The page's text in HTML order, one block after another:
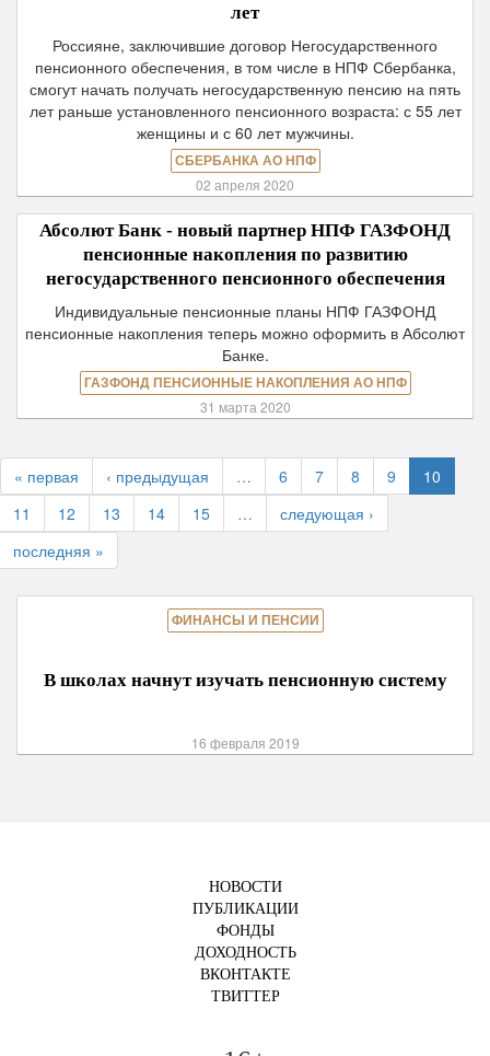
лет
Россияне, заключившие договор Негосударственного
пенсионного обеспечения, в том числе в НПФ Сбербанка,
смогут начать получать негосударственную пенсию на пять
лет раньше установленного пенсионного возраста: с 55 лет
женщины и с 60 лет мужчины.
СБЕРБАНКА АО НПФ
02 апреля 2020
Абсолют Банк - новый партнер НПФ ГАЗФОНД
пенсионные накопления по развитию
негосударственного пенсионного обеспечения
Индивидуальные пенсионные планы НПФ ГАЗФОНД
пенсионные накопления теперь можно оформить в Абсолют
Банке.
ГАЗФОНД ПЕНСИОННЫЕ НАКОПЛЕНИЯ АО НПФ
31 марта 2020
« первая ‹ предыдущая … 6 7 8 9
10
11
12 13 14 15 …
следующая ›
последняя »
ФИНАНСЫ И ПЕНСИИ
В школах начнут изучать пенсионную систему
16 февраля 2019
НОВОСТИ
ПУБЛИКАЦИИ
ФОНДЫ
ДОХОДНОСТЬ
ВКОНТАКТЕ
ТВИТТЕР